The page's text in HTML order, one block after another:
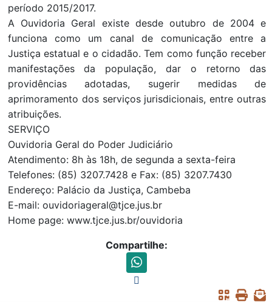
período 2015/2017.
A Ouvidoria Geral existe desde outubro de 2004 e
funciona como um canal de comunicação entre a
Justiça estatual e o cidadão. Tem como função receber
manifestações da população, dar o retorno das
providências adotadas, sugerir medidas de
aprimoramento dos serviços jurisdicionais, entre outras
atribuições.
SERVIÇO
Ouvidoria Geral do Poder Judiciário
Atendimento: 8h às 18h, de segunda a sexta-feira
Telefones: (85) 3207.7428 e Fax: (85) 3207.7430
Endereço: Palácio da Justiça, Cambeba
E-mail: ouvidoriageral@tjce.jus.br
Home page: www.tjce.jus.br/ouvidoria
Compartilhe: